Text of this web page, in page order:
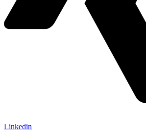
Linkedin